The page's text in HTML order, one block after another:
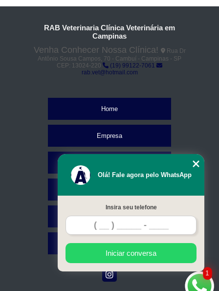
RAB Veterinaria Clínica Veterinária em
Campinas
Venha Conhecer Nossa Clínica!
Rua Dr
Antônio Sousa Campos, 70 - Cambuí - Campinas - SP
CEP: 13024-220
(19) 99122-7061
rab.vet@hotmail.com
Home
Empresa
Contato
Mapa do site
1
Olá! Fale agora pelo WhatsApp
Insira seu telefone
Iniciar conversa